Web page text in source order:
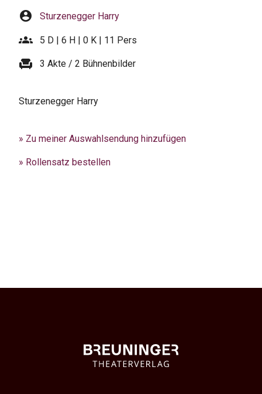
account_circle Sturzenegger Harry
groups 5 D | 6 H | 0 K | 11 Pers
chair 3 Akte / 2 Bühnenbilder
Sturzenegger Harry
» Zu meiner Auswahlsendung hinzufügen
» Rollensatz bestellen